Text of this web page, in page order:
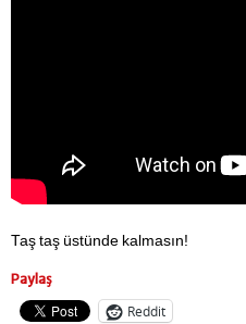
Taş taş üstünde kalmasın!
Paylaş
Reddit